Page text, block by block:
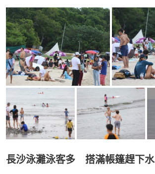
長沙泳灘泳客多 搭滿帳篷趕下水